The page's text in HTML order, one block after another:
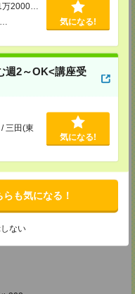
2000円
気になる!
週2～OK<講座受
三田(東
気になる!
らも気になる！
ない